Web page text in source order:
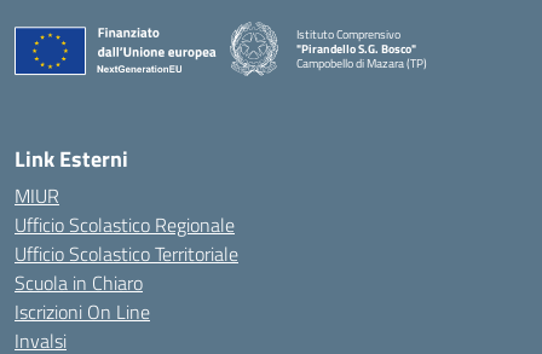
Istituto Comprensivo
"Pirandello S.G. Bosco"
Campobello di Mazara (TP)
— Visita la pagina iniziale della scuola
Link Esterni
MIUR
Ufficio Scolastico Regionale
Ufficio Scolastico Territoriale
Scuola in Chiaro
Iscrizioni On Line
Invalsi